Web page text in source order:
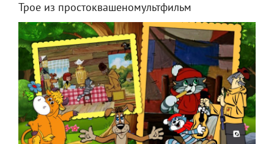
Трое из простоквашеномультфильм